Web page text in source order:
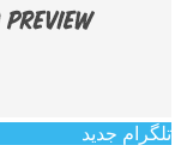
تلگرام جدید